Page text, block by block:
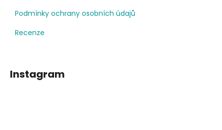
Podmínky ochrany osobních údajů
Recenze
Instagram